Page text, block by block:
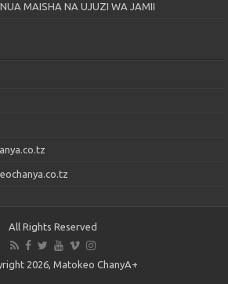
MAISHA NA UJUZI WA JAMII
All Rights Reserved
2026, Matokeo ChanyA+